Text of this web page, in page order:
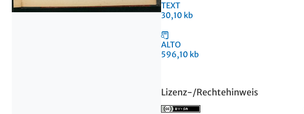
TEXT
30,10 kb
ALTO
596,10 kb
Lizenz-/Rechtehinweis